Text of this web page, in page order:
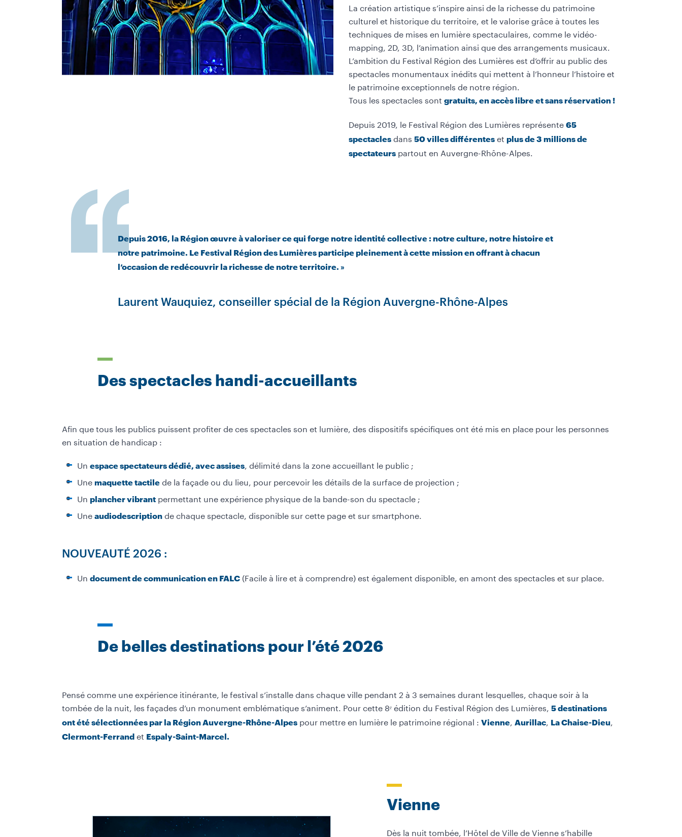
La création artistique s’inspire ainsi de la richesse du patrimoine
culturel et historique du territoire, et le valorise grâce à toutes les
techniques de mises en lumière spectaculaires, comme le vidéo-
mapping, 2D, 3D, l’animation ainsi que des arrangements musicaux.
L’ambition du Festival Région des Lumières est d’offrir au public des
spectacles monumentaux inédits qui mettent à l’honneur l’histoire et
le patrimoine exceptionnels de notre région.
Tous les spectacles sont gratuits, en accès libre et sans réservation !
Depuis 2019, le Festival Région des Lumières représente 65
spectacles dans 50 villes différentes et plus de 3 millions de
spectateurs partout en Auvergne-Rhône-Alpes.
Depuis 2016, la Région œuvre à valoriser ce qui forge notre identité collective : notre culture, notre histoire et
notre patrimoine. Le Festival Région des Lumières participe pleinement à cette mission en offrant à chacun
l’occasion de redécouvrir la richesse de notre territoire. »
Laurent Wauquiez, conseiller spécial de la Région Auvergne-Rhône-Alpes
Des spectacles handi-accueillants
Afin que tous les publics puissent profiter de ces spectacles son et lumière, des dispositifs spécifiques ont été mis en place pour les personnes
en situation de handicap :
Un espace spectateurs dédié, avec assises, délimité dans la zone accueillant le public ;
Une maquette tactile de la façade ou du lieu, pour percevoir les détails de la surface de projection ;
Un plancher vibrant permettant une expérience physique de la bande-son du spectacle ;
Une audiodescription de chaque spectacle, disponible sur cette page et sur smartphone.
NOUVEAUTÉ 2026 :
Un document de communication en FALC (Facile à lire et à comprendre) est également disponible, en amont des spectacles et sur place.
De belles destinations pour l’été 2026
Pensé comme une expérience itinérante, le festival s’installe dans chaque ville pendant 2 à 3 semaines durant lesquelles, chaque soir à la
tombée de la nuit, les façades d’un monument emblématique s’animent. Pour cette 8ᵉédition du Festival Région des Lumières, 5 destinations
ont été sélectionnées par la Région Auvergne-Rhône-Alpes pour mettre en lumière le patrimoine régional : Vienne, Aurillac, La Chaise-Dieu,
Clermont-Ferrand et Espaly-Saint-Marcel.
Vienne
Dès la nuit tombée, l’Hôtel de Ville de Vienne s’habille